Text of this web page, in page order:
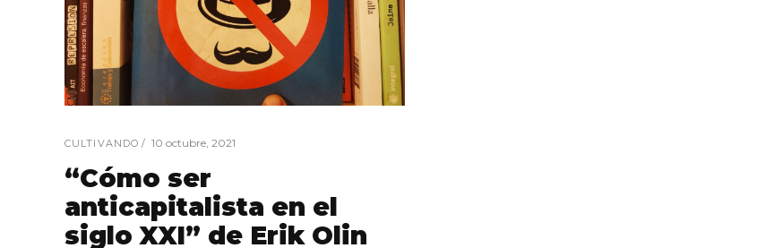
CULTIVANDO 10 octubre, 2021
“Cómo ser
anticapitalista en el
siglo XXI” de Erik Olin